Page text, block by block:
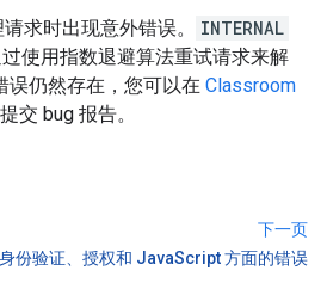
求时出现意外错误。
INTERNAL
使用指数退避算法重试请求来解
误仍然存在，您可以在 Classroom
交 bug 报告。
下一页
身份验证、授权和 JavaScript 方面的错误